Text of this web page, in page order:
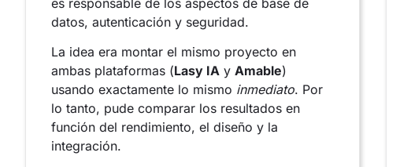
datos, autenticación y seguridad.
La idea era montar el mismo proyecto en
ambas plataformas (Lasy IA y Amable)
usando exactamente lo mismo inmediato. Por
lo tanto, pude comparar los resultados en
función del rendimiento, el diseño y la
integración.